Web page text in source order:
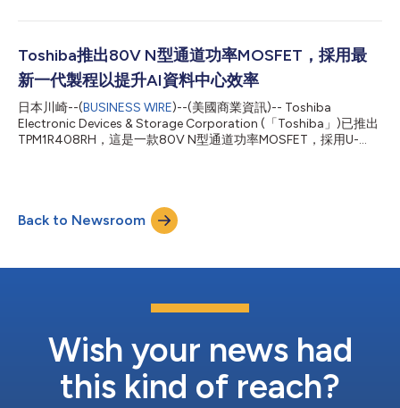
包括：設定為四個正向通道和零個反向通道的「DCL340L0B」和
「DCL342L0B」和「DCL342H0B」。 在可程式化邏輯控制器
(PLC)、執行器和逆變器等工業裝置中，防止裝置故障、異常傳播
以及雜訊引起的故障至關重要，而雜訊會隨著裝置運行速度的提高
而增大。這些問題均透過電氣隔離來解決，即在不同電位（如高壓
與低壓）的電路之間傳輸訊號，從而推動了對能在雜訊環境中保持
穩定運行的安全、高可靠性隔離元件的需求。除了卓越的可靠性
外，隨著裝置日益精簡，隔離元件也比以往任何時候都更需要具備
Toshiba推出80V N型通道功率MOSFET，採用最
新一代製程以提升AI資料中心效率
日本川崎--(BUSINESS WIRE)--(美國商業資訊)-- Toshiba
Electronic Devices & Storage Corporation (「Toshiba」)已推出
TPM1R408RH，這是一款80V N型通道功率MOSFET，採用U-
持續成長，資料中心的電力需求同步增加，而通訊基礎設施的進步
進一步推動對開關式電源供應器提出更高要求，包括更高效率、更
小體積(更高功率密度)以及更低電磁干擾(EMI)。由於功率損耗會直
率半導體至關重要，這些特性需能在導通損耗與開關損耗之間取得
力、散熱設計以及安裝便利性。 TPM1R408RH採用最佳化的元件
結構，實現汲源導通電阻1.4mΩ(最大值)[2]相較於
Back to Newsroom
Wish your news had
this kind of reach?